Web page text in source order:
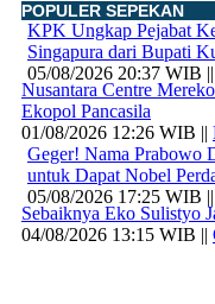
KPK Ungkap Pejabat
Singapura dari Bupati
05/08/2026 20:37 WIB ||
Geger! Nama Prabowo
untuk Dapat Nobel
05/08/2026 17:25 WIB ||
POPULER SEPEKAN
Nusantara Centre
Ekopol Pancasila
01/08/2026 12:26 WIB ||
Sebaiknya Eko Sulistyo
04/08/2026 13:15 WIB ||